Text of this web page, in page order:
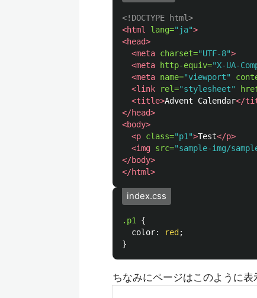
<!DOCTYPE html>
<html
lang="ja">
<head>
<meta charset="UTF-8">
<meta
http-equiv="X-UA-
<meta name="viewport"
<link
rel="stylesheet"
<title>Advent Calendar</
</head>
<body>
<p class="p1">Test</p>
<img src="sample-img/
</body>
</html>
index.css
.p1 {
color: red ;
}
ちなみにページはこのように表